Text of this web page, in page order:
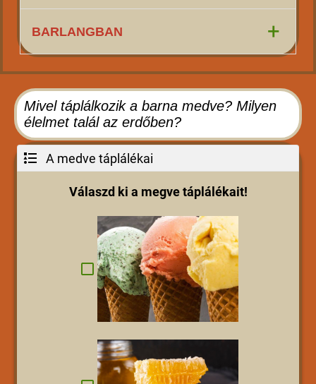
BARLANGBAN +
Mivel táplálkozik a barna medve? Milyen
élelmet talál az erdőben?
A medve táplálékai
Válaszd ki a megve táplálékait!